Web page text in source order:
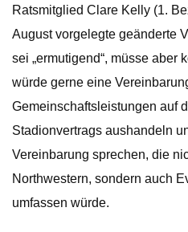
Ratsmitglied Clare Kelly (1.
August vorgelegte geänderte
sei „ermutigend“, müsse aber
würde gerne eine
Gemeinschaftsleistungen auf
Stadionvertrags aushandeln
Vereinbarung sprechen, die
Northwestern, sondern auch
umfassen würde.